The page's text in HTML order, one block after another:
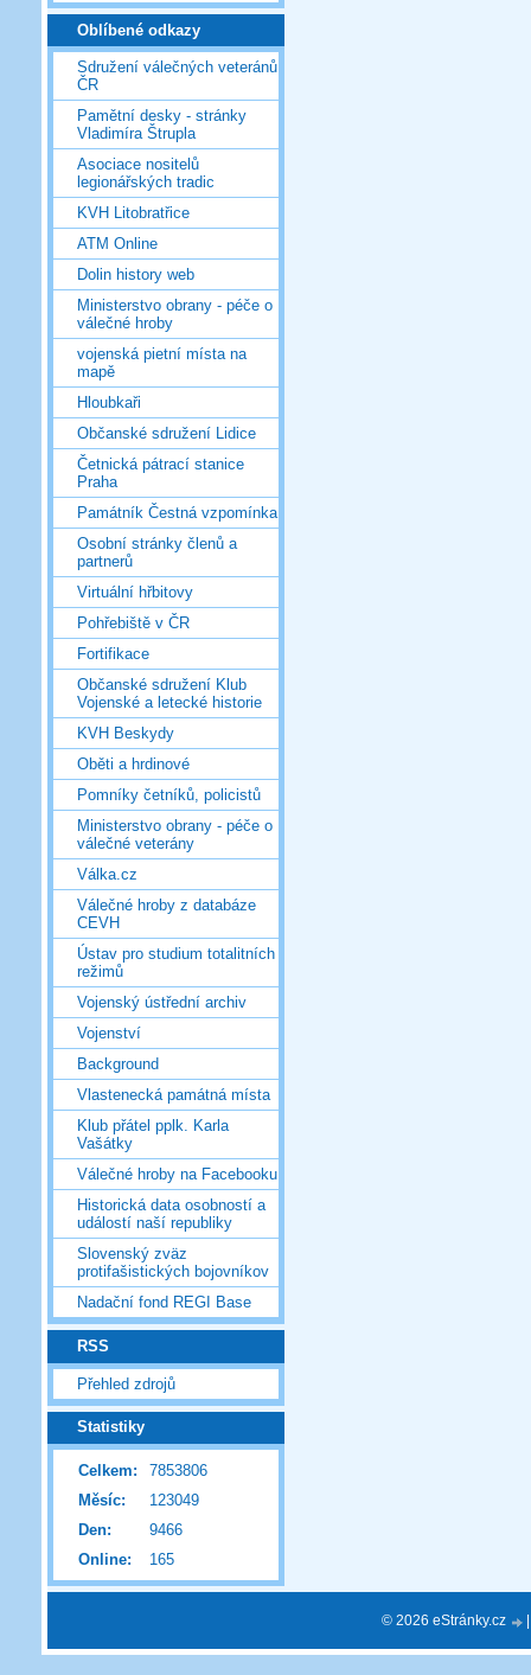
Oblíbené odkazy
Sdružení válečných veteránů
ČR
Pamětní desky - stránky
Vladimíra Štrupla
Asociace nositelů
legionářských tradic
KVH Litobratřice
ATM Online
Dolin history web
Ministerstvo obrany - péče o
válečné hroby
vojenská pietní místa na
mapě
Hloubkaři
Občanské sdružení Lidice
Četnická pátrací stanice
Praha
Památník Čestná vzpomínka
Osobní stránky členů a
partnerů
Virtuální hřbitovy
Pohřebiště v ČR
Fortifikace
Občanské sdružení Klub
Vojenské a letecké historie
KVH Beskydy
Oběti a hrdinové
Pomníky četníků, policistů
Ministerstvo obrany - péče o
válečné veterány
Válka.cz
Válečné hroby z databáze
CEVH
Ústav pro studium totalitních
režimů
Vojenský ústřední archiv
Vojenství
Background
Vlastenecká památná místa
Klub přátel pplk. Karla
Vašátky
Válečné hroby na Facebooku
Historická data osobností a
událostí naší republiky
Slovenský zväz
protifašistických bojovníkov
Nadační fond REGI Base
RSS
Přehled zdrojů
Statistiky
Online: 165
Celkem:
7853806
Měsíc:
123049
Den:
9466
© 2026 eStránky.cz